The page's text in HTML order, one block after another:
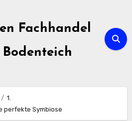
Fachhandel
Bodenteich
1.
perfekte Symbiose